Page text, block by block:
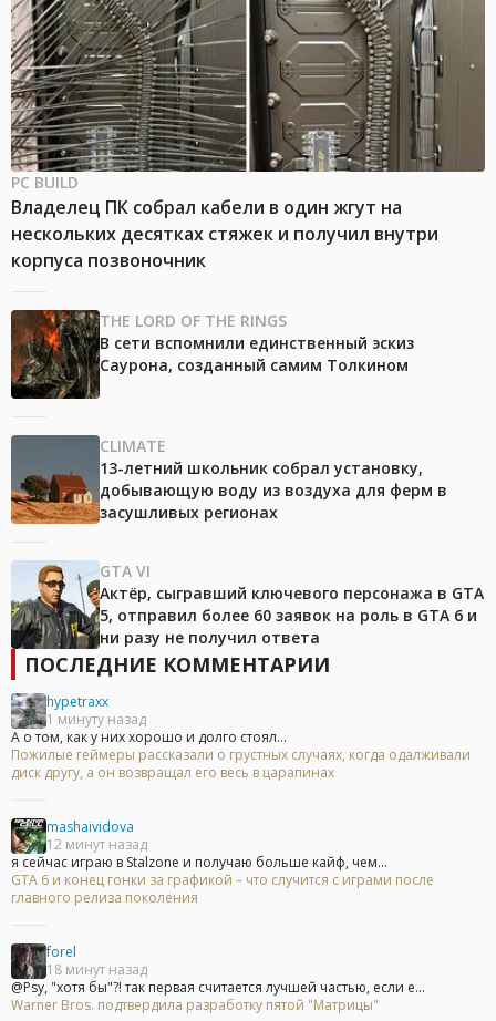
PC BUILD
Владелец ПК собрал кабели в один жгут на
нескольких десятках стяжек и получил внутри
корпуса позвоночник
THE LORD OF THE RINGS
В сети вспомнили единственный эскиз
Саурона, созданный самим Толкином
CLIMATE
13-летний школьник собрал установку,
добывающую воду из воздуха для ферм в
засушливых регионах
GTA VI
Актёр, сыгравший ключевого персонажа в GTA
5, отправил более 60 заявок на роль в GTA 6 и
ни разу не получил ответа
ПОСЛЕДНИЕ КОММЕНТАРИИ
hypetraxx
1 минуту назад
А о том, как у них хорошо и долго стоял...
Пожилые геймеры рассказали о грустных случаях, когда одалживали
диск другу, а он возвращал его весь в царапинах
mashaividova
12 минут назад
я сейчас играю в Stalzone и получаю больше кайф, чем...
GTA 6 и конец гонки за графикой – что случится с играми после
главного релиза поколения
forel
18 минут назад
@Psy, "хотя бы"?! так первая считается лучшей частью, если е...
Warner Bros. подтвердила разработку пятой "Матрицы"